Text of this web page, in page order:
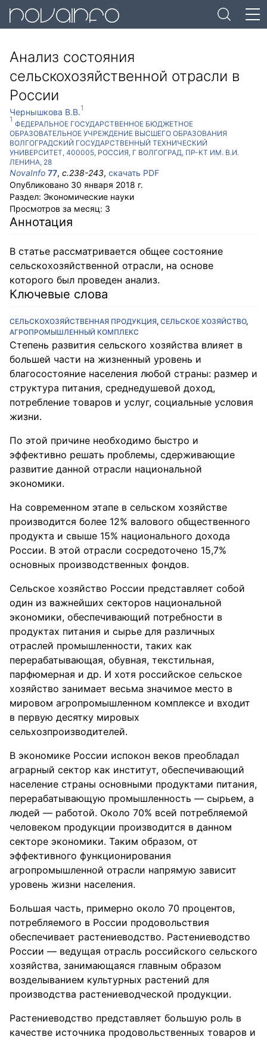
Анализ состояния
сельскохозяйственной отрасли в
России
Чернышкова В.В.1
1
ФЕДЕРАЛЬНОЕ ГОСУДАРСТВЕННОЕ БЮДЖЕТНОЕ
ОБРАЗОВАТЕЛЬНОЕ УЧРЕЖДЕНИЕ ВЫСШЕГО ОБРАЗОВАНИЯ
ВОЛГОГРАДСКИЙ ГОСУДАРСТВЕННЫЙ ТЕХНИЧЕСКИЙ
УНИВЕРСИТЕТ, 400005, РОССИЯ, Г ВОЛГОГРАД, ПР-КТ ИМ. В.И.
ЛЕНИНА, 28
NovaInfo 77, с.238-243, скачать PDF
Опубликовано 30 января 2018 г.
Раздел: Экономические науки
Просмотров за месяц: 3
Аннотация
В статье рассматривается общее состояние
сельскохозяйственной отрасли, на основе
которого был проведен анализ.
Ключевые слова
СЕЛЬСКОХОЗЯЙСТВЕННАЯ ПРОДУКЦИЯ, СЕЛЬСКОЕ ХОЗЯЙСТВО,
АГРОПРОМЫШЛЕННЫЙ КОМПЛЕКС
Степень развития сельского хозяйства влияет в
большей части на жизненный уровень и
благосостояние населения любой страны: размер и
структура питания, среднедушевой доход,
потребление товаров и услуг, социальные условия
жизни.
По этой причине необходимо быстро и
эффективно решать проблемы, сдерживающие
развитие данной отрасли национальной
экономики.
На современном этапе в сельском хозяйстве
производится более 12% валового общественного
продукта и свыше 15% национального дохода
России. В этой отрасли сосредоточено 15,7%
основных производственных фондов.
Сельское хозяйство России представляет собой
один из важнейших секторов национальной
экономики, обеспечивающий потребности в
продуктах питания и сырье для различных
отраслей промышленности, таких как
перерабатывающая, обувная, текстильная,
парфюмерная и др. И хотя российское сельское
хозяйство занимает весьма значимое место в
мировом агропромышленном комплексе и входит
в первую десятку мировых
сельхозпроизводителей.
В экономике России испокон веков преобладал
аграрный сектор как институт, обеспечивающий
население страны основными продуктами питания,
перерабатывающую промышленность — сырьем, а
людей — работой. Около 70% всей потребляемой
человеком продукции производится в данном
секторе экономики. Таким образом, от
эффективного функционирования
агропромышленной отрасли напрямую зависит
уровень жизни населения.
Большая часть, примерно около 70 процентов,
потребляемого в России продовольствия
обеспечивает растениеводство. Растениеводство
России — ведущая отрасль российского сельского
хозяйства, занимающаяся главным образом
возделыванием культурных растений для
производства растениеводческой продукции.
Растениеводство представляет большую роль в
качестве источника продовольственных товаров и